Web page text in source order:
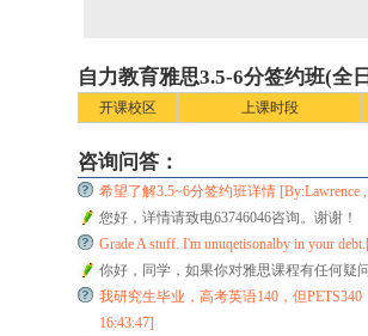
自力教育雅思3.5-6分签约班(全
开课校区 上课时段
咨询问答：
希望了解3.5~6分签约班详情 [By:Lawrence ,
您好，详情请致电63746046咨询。谢谢！
Grade A stuff. I'm unuqetisonalby in your
你好，同学，如果你对雅思课程有任何疑
我研究生毕业，高考英语140，但
16:43:47]